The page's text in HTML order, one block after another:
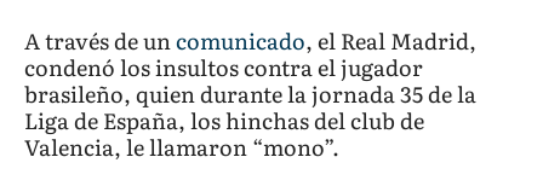
A través de uncomunicado, el Real Madrid,
condenó los insultos contra el jugador
brasileño, quien durante la jornada 35 de la
Liga de España, los hinchas del club de
Valencia, le llamaron “mono”.